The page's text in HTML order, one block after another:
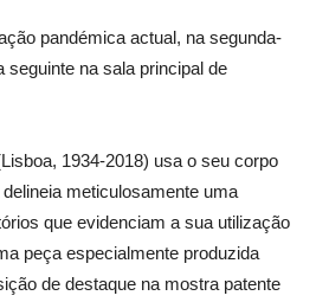
pandémica actual, na segunda-
seguinte na sala principal de
1934-2018) usa o seu corpo
meticulosamente uma
que evidenciam a sua utilização
peça especialmente produzida
de destaque na mostra patente